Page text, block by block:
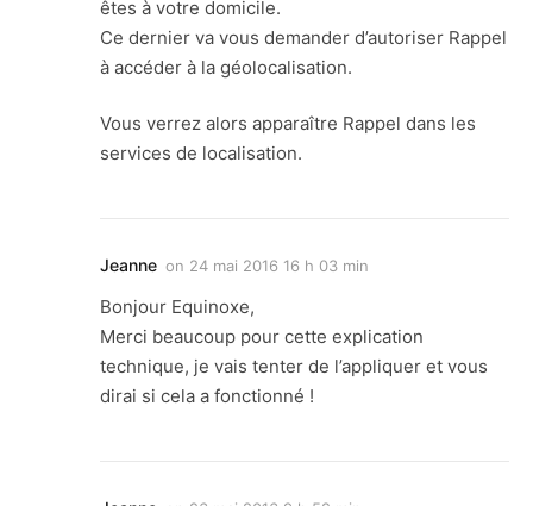
êtes à votre domicile.
Ce dernier va vous demander d’autoriser Rappel
à accéder à la géolocalisation.
Vous verrez alors apparaître Rappel dans les
services de localisation.
Jeanne on 24 mai 2016 16 h 03 min
Bonjour Equinoxe,
Merci beaucoup pour cette explication
technique, je vais tenter de l’appliquer et vous
dirai si cela a fonctionné !